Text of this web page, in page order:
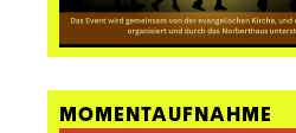
MOMENTAUFNAHME